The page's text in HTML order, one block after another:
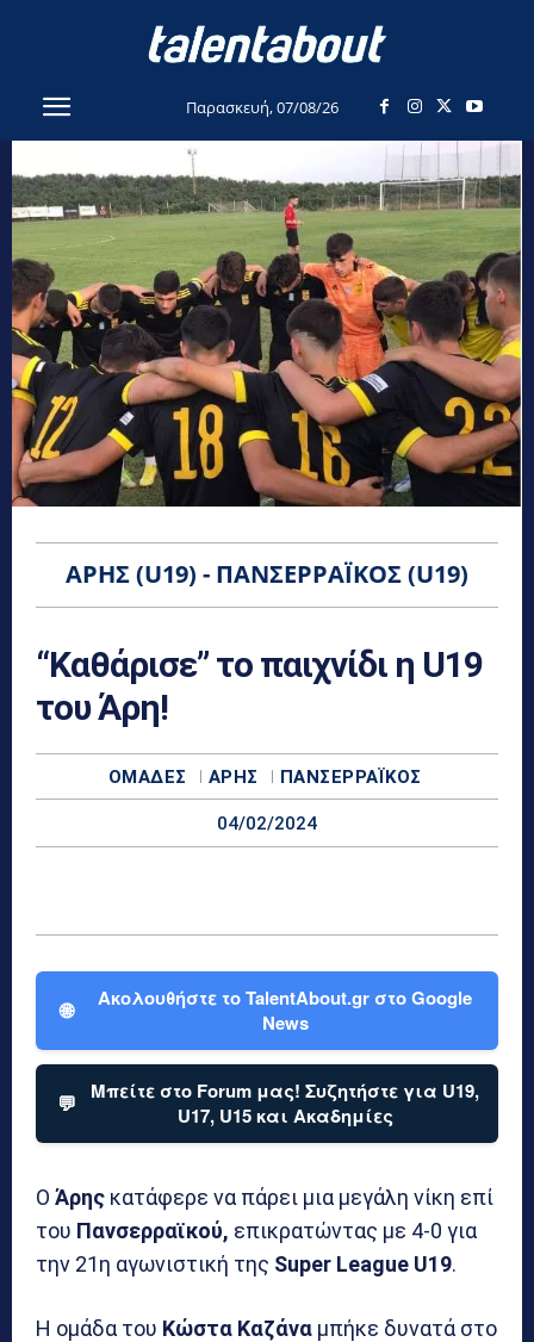
Παρασκευή, 07/08/26
ΆΡΗΣ (U19) - ΠΑΝΣΕΡΡΑΪΚΌΣ (U19)
“Καθάρισε” το παιχνίδι η U19
του Άρη!
ΟΜΆΔΕΣ ΆΡΗΣ ΠΑΝΣΕΡΡΑΪΚΌΣ
04/02/2024
🌐
Ακολουθήστε το TalentAbout.gr στο Google
News
💬
Μπείτε στο Forum μας! Συζητήστε για U19,
U17, U15 και Ακαδημίες
Ο Άρης κατάφερε να πάρει μια μεγάλη νίκη επί
του Πανσερραϊκού, επικρατώντας με 4-0 για
την 21η αγωνιστική της Super League U19.
Η ομάδα του Κώστα Καζάνα μπήκε δυνατά στο